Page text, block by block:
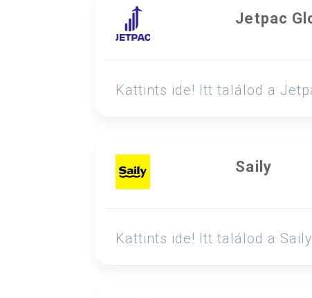
Jetpac
Kattints ide! Itt találod a
Saily
Kattints ide! Itt találod a